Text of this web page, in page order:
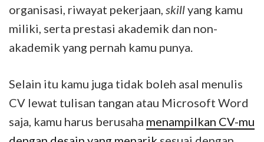
organisasi, riwayat pekerjaan, skillyang kamu
miliki, serta prestasi akademik dan non-
akademik yang pernah kamu punya.
Selain itu kamu juga tidak boleh asal menulis
CV lewat tulisan tangan atau Microsoft Word
saja, kamu harus berusaha menampilkan CV-mu